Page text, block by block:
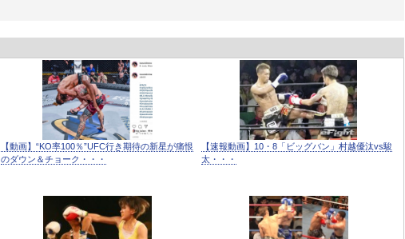
【動画】“KO率100％”UFC行き期待の新星が痛恨
のダウン＆チョーク・・・
【速報動画】10・8「ビッグバン」村越優汰vs駿
太・・・